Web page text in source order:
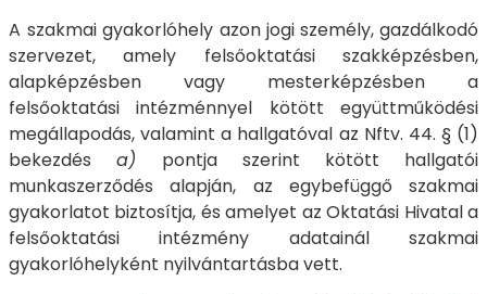
A szakmai gyakorlóhely azon jogi személy, gazdálkodó
szervezet, amely felsőoktatási szakképzésben,
alapképzésben vagy mesterképzésben a
felsőoktatási intézménnyel kötött együttműködési
megállapodás, valamint a hallgatóval az Nftv. 44. § (1)
bekezdés a) pontja szerint kötött hallgatói
munkaszerződés alapján, az egybefüggő szakmai
gyakorlatot biztosítja, és amelyet az Oktatási Hivatal a
felsőoktatási intézmény adatainál szakmai
gyakorlóhelyként nyilvántartásba vett.